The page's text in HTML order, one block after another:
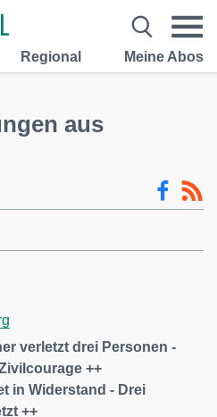
Regional Meine Abos
aus
verletzt drei Personen -
++
in Widerstand - Drei
++